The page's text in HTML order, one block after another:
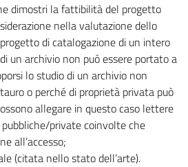
dimostri la fattibilità del progetto
nella valutazione dello
di catalogazione di un intero
un archivio non può essere portato a
lo studio di un archivio non
o perché di proprietà privata può
allegare in questo caso lettere
private coinvolte che
all’accesso;
(citata nello stato dell’arte).